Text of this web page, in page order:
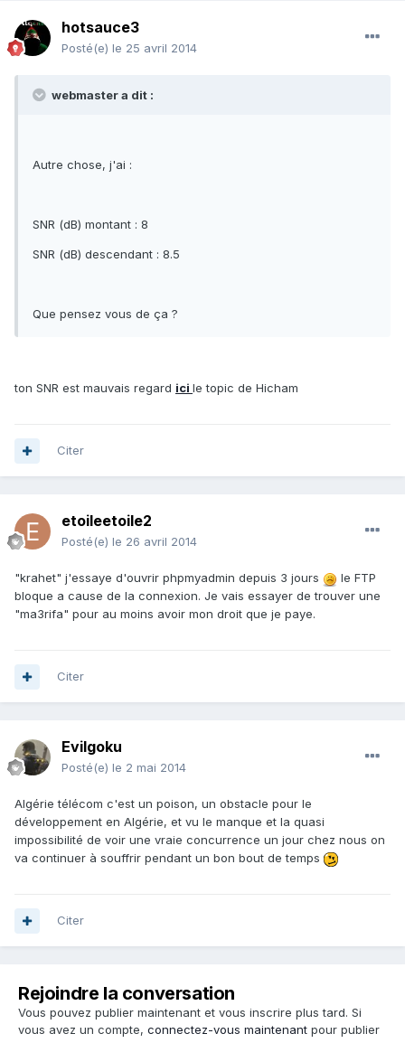
hotsauce3
Posté(e) le 25 avril 2014
webmaster a dit :
Autre chose, j'ai :
SNR (dB) montant : 8
SNR (dB) descendant : 8.5
Que pensez vous de ça ?
ton SNR est mauvais regard ici le topic de Hicham
Citer
etoileetoile2
Posté(e) le 26 avril 2014
"krahet" j'essaye d'ouvrir phpmyadmin depuis 3 jours
le FTP
bloque a cause de la connexion. Je vais essayer de trouver une
"ma3rifa" pour au moins avoir mon droit que je paye.
Citer
Evilgoku
Posté(e) le 2 mai 2014
Algérie télécom c'est un poison, un obstacle pour le
développement en Algérie, et vu le manque et la quasi
impossibilité de voir une vraie concurrence un jour chez nous on
va continuer à souffrir pendant un bon bout de temps
Citer
Rejoindre la conversation
Vous pouvez publier maintenant et vous inscrire plus tard. Si
vous avez un compte, connectez-vous maintenant pour publier